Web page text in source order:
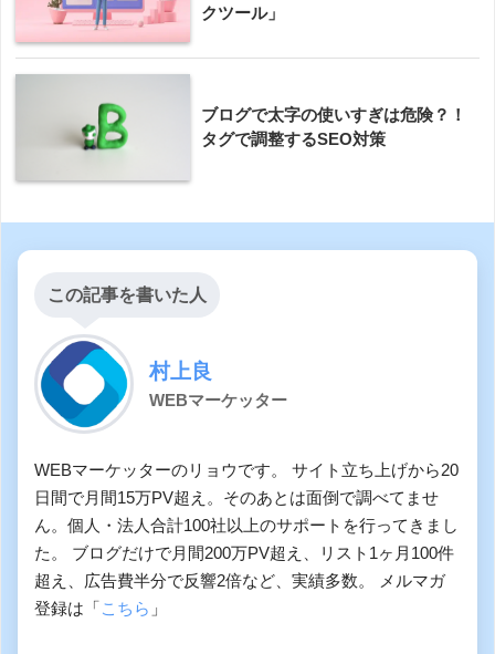
クツール」
ブログで太字の使いすぎは危険？！
タグで調整するSEO対策
この記事を書いた人
村上良
WEBマーケッター
WEBマーケッターのリョウです。 サイト立ち上げから20
日間で月間15万PV超え。そのあとは面倒で調べてませ
ん。個人・法人合計100社以上のサポートを行ってきまし
た。 ブログだけで月間200万PV超え、リスト1ヶ月100件
超え、広告費半分で反響2倍など、実績多数。 メルマガ
登録は「こちら 」